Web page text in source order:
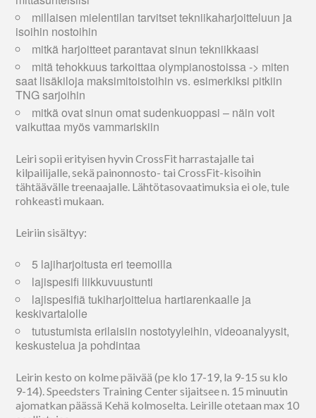
millaisen mielentilan tarvitset tekniikaharjoitteluun ja
isoihin nostoihin
mitkä harjoitteet parantavat sinun tekniikkaasi
mitä tehokkuus tarkoittaa olympianostoissa -> miten
saat lisäkiloja maksimitoistoihin vs. esimerkiksi pitkiin
TNG sarjoihin
mitkä ovat sinun omat sudenkuoppasi – näin voit
vaikuttaa myös vammariskiin
Leiri sopii erityisen hyvin CrossFit harrastajalle tai
kilpailijalle, sekä painonnosto- tai CrossFit-kisoihin
tähtäävälle treenaajalle. Lähtötasovaatimuksia ei ole, tule
rohkeasti mukaan.
Leiriin sisältyy:
5 lajiharjoitusta eri teemoilla
lajispesifi liikkuvuustunti
lajispesifiä tukiharjoittelua hartiarenkaalle ja
keskivartalolle
tutustumista erilaisiin nostotyyleihin, videoanalyysit,
keskustelua ja pohdintaa
Leirin kesto on kolme päivää (pe klo 17-19, la 9-15 su klo
9-14). Speedsters Training Center sijaitsee n. 15 minuutin
ajomatkan päässä Kehä kolmoselta. Leirille otetaan max 10